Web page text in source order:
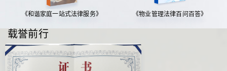
《和谐家庭一站式法律服务》 《物业管理法律百问百答》
载誉前行